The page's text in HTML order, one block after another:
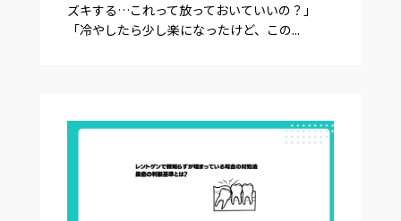
ズキする…これって放っておいていいの？」
「冷やしたら少し楽になったけど、この...